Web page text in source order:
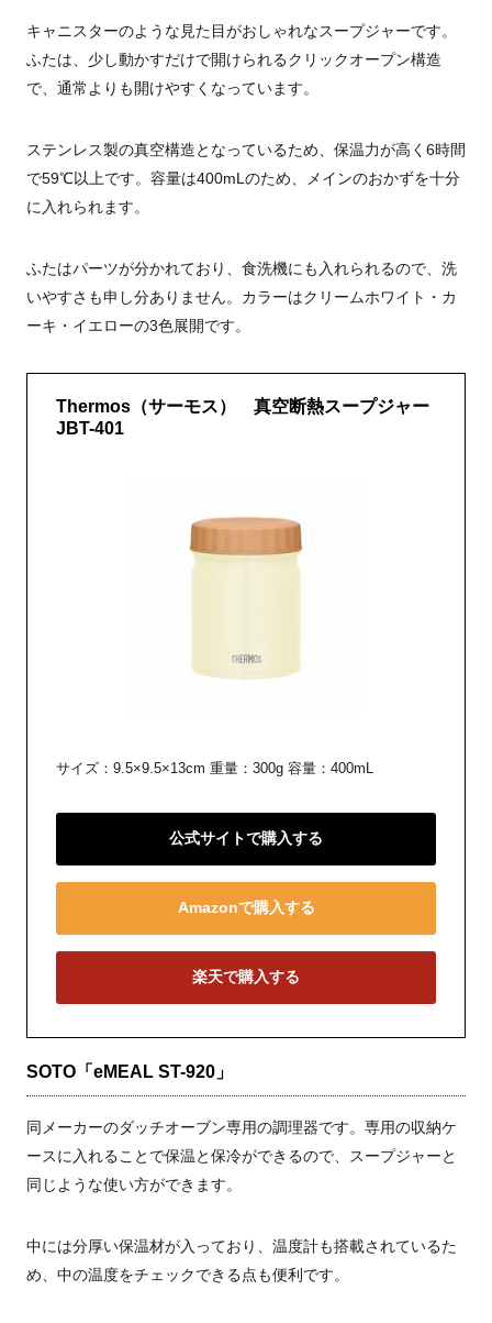
キャニスターのような見た目がおしゃれなスープジャーです。
ふたは、少し動かすだけで開けられるクリックオープン構造
で、通常よりも開けやすくなっています。
ステンレス製の真空構造となっているため、保温力が高く6時間
で59℃以上です。容量は400mLのため、メインのおかずを十分
に入れられます。
ふたはパーツが分かれており、食洗機にも入れられるので、洗
いやすさも申し分ありません。カラーはクリームホワイト・カ
ーキ・イエローの3色展開です。
Thermos（サーモス） 真空断熱スープジャー
JBT-401
サイズ：9.5×9.5×13cm 重量：300g 容量：400mL
公式サイトで購入する
Amazonで購入する
楽天で購入する
SOTO「eMEAL ST-920」
同メーカーのダッチオーブン専用の調理器です。専用の収納ケ
ースに入れることで保温と保冷ができるので、スープジャーと
同じような使い方ができます。
中には分厚い保温材が入っており、温度計も搭載されているた
め、中の温度をチェックできる点も便利です。